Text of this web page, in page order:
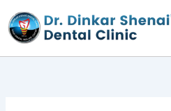
to
content